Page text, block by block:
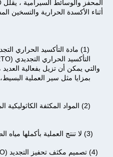
أثناء الأكسدة الحرارية والتسخين
والتي يمكن أن تزيل بفعالية
بمزايا مثل سير العملية
(3) لا تنتج العملية بأكملها مياه الصرف الصحي ، والملوثات مثل NOx.